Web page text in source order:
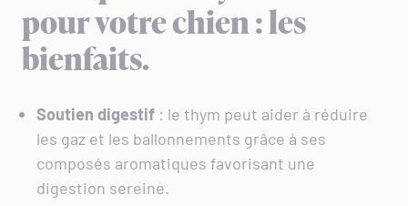
pour votre chien : les
bienfaits.
Soutien digestif : le thym peut aider à réduire
les gaz et les ballonnements grâce à ses
composés aromatiques favorisant une
digestion sereine.